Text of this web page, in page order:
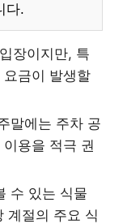
다.
장이지만, 특
금이 발생할
말에는 주차 공
용을 적극 권
수 있는 식물
계절의 주요 식